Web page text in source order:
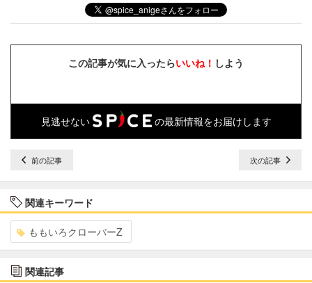
この記事が気に入ったらいいね！ しよう
見逃せない の最新情報をお届けします
前の記事 次の記事
関連キーワード
ももいろクローバーZ
関連記事